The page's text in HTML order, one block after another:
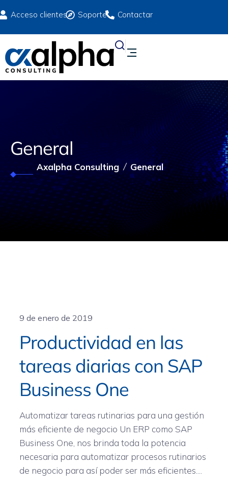
Acceso clientes Soporte Contactar
General
Axalpha Consulting General
9 de enero de 2019
Productividad en las
tareas diarias con SAP
Business One
Automatizar tareas rutinarias para una gestión
más eficiente de negocio Un ERP como SAP
Business One, nos brinda toda la potencia
necesaria para automatizar procesos rutinarios
de negocio para así poder ser más eficientes....